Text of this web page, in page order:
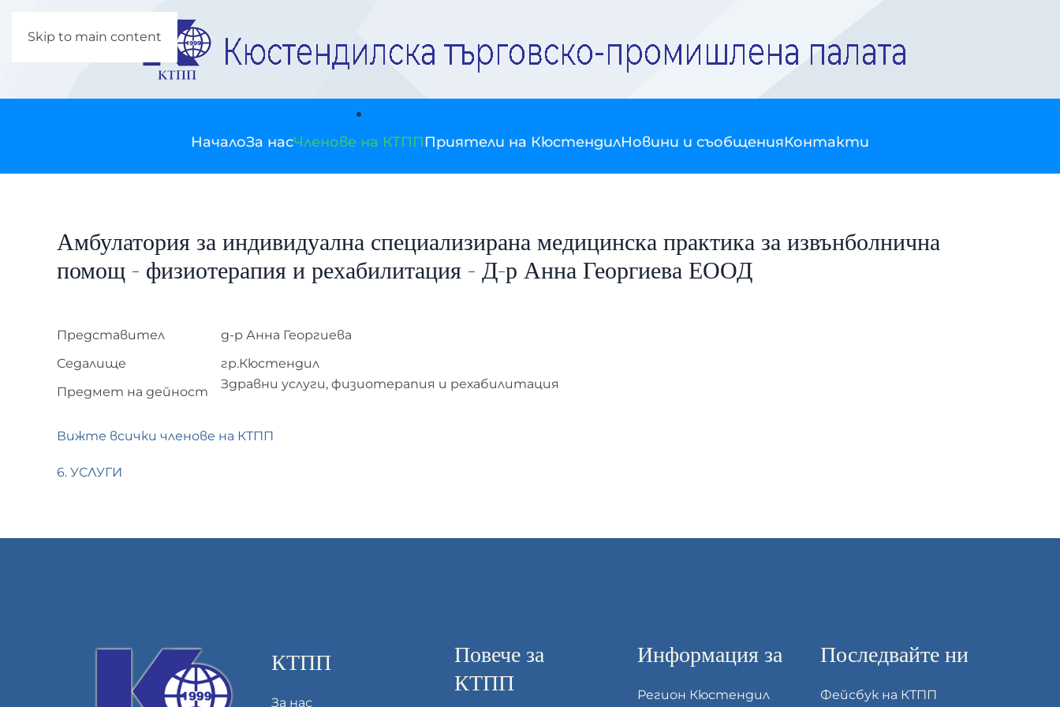
Skip to main content
НачалоЗа насЧленове на КТПППриятели на КюстендилНовини и съобщенияКонтакти
Амбулатория за индивидуална специализирана медицинска практика за извънболнична
помощ - физиотерапия и рехабилитация - Д-р Анна Георгиева ЕООД
Представител
д-р Анна Георгиева
Седалище
гр.Кюстендил
Предмет на дейност
Здравни услуги, физиотерапия и рехабилитация
Вижте всички членове на КТПП
6. УСЛУГИ
КТПП
За нас
Повече за
КТПП
Информация за
Регион Кюстендил
Последвайте ни
Фейсбук на КТПП